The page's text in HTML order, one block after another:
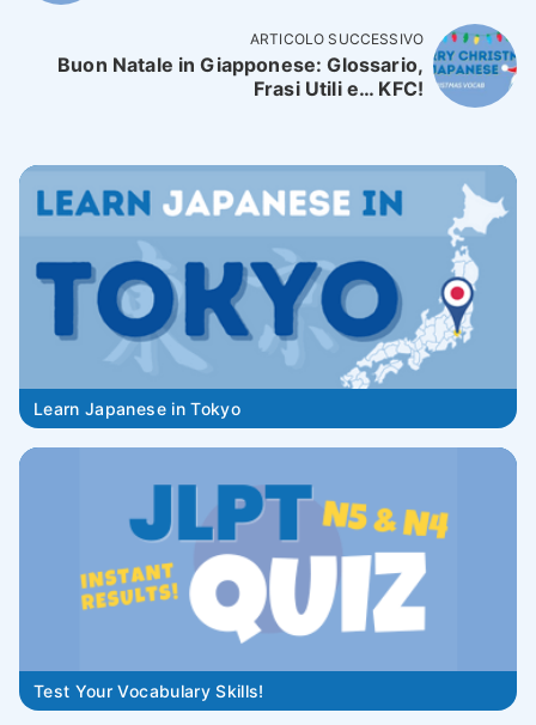
ARTICOLO SUCCESSIVO
Buon Natale in Giapponese: Glossario,
Frasi Utili e… KFC!
Learn Japanese in Tokyo
Test Your Vocabulary Skills!